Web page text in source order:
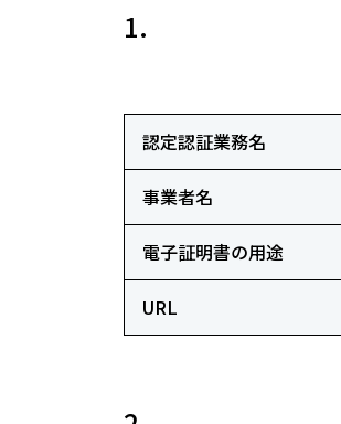
1.
認定認証業務名
事業者名
電子証明書の用途
URL